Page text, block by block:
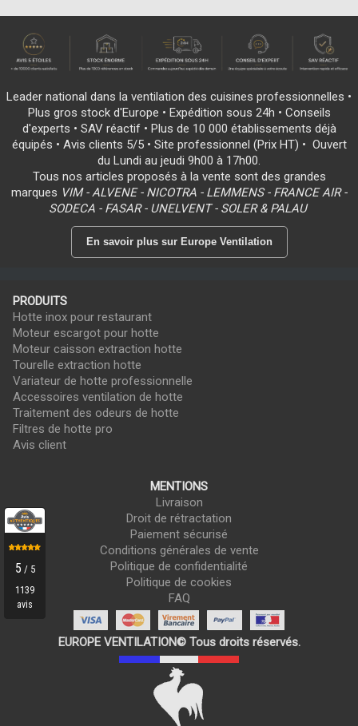
Leader national dans la ventilation des cuisines professionnelles •
Plus gros stock d'Europe • Expédition sous 24h • Conseils
d'experts • SAV réactif • Plus de 10 000 établissements déjà
équipés • Avis clients 5/5 • Site professionnel (Prix HT) • Ouvert
du Lundi au jeudi 9h00 à 17h00.
Tous nos articles proposés à la vente sont des grandes
marques VIM - ALVENE - NICOTRA - LEMMENS - FRANCE AIR -
SODECA - FASAR - UNELVENT - SOLER & PALAU
En savoir plus sur Europe Ventilation
PRODUITS
Hotte inox pour restaurant
Moteur escargot pour hotte
Moteur caisson extraction hotte
Tourelle extraction hotte
Variateur de hotte professionnelle
Accessoires ventilation de hotte
Traitement des odeurs de hotte
Filtres de hotte pro
Avis client
MENTIONS
Livraison
Droit de rétractation
Paiement sécurisé
Conditions générales de vente
Politique de confidentialité
Politique de cookies
FAQ
EUROPE VENTILATION© Tous droits réservés.